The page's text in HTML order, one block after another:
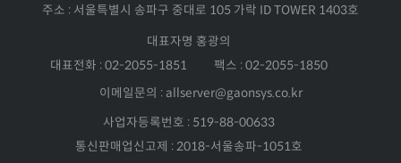
주소 : 서울특별시 송파구 중대로 105 가락 ID TOWER 1403호
대표자명 홍광의
대표전화 : 02-2055-1851
팩스 : 02-2055-1850
이메일문의 : allserver@gaonsys.co.kr
사업자등록번호 : 519-88-00633
통신판매업신고제 : 2018-서울송파-1051호